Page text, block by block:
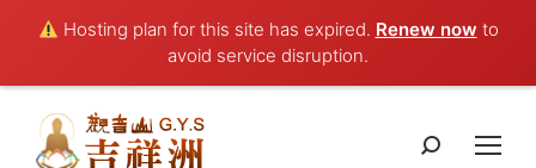
Hosting plan for this site has expired. Renew now to
avoid service disruption.
搜